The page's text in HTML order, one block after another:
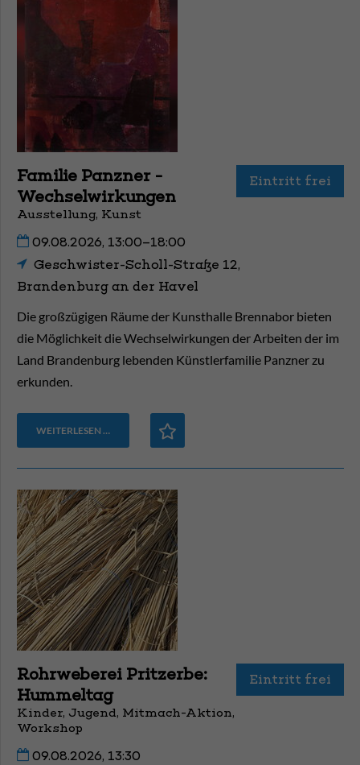
Eintritt frei
Familie Panzner -
Wechselwirkungen
Ausstellung, Kunst
09.08.2026, 13:00–18:00
Geschwister-Scholl-Straße 12,
Brandenburg an der Havel
Die großzügigen Räume der Kunsthalle Brennabor bieten
die Möglichkeit die Wechselwirkungen der Arbeiten der im
Land Brandenburg lebenden Künstlerfamilie Panzner zu
erkunden.
WEITERLESEN …
Eintritt frei
Rohrweberei Pritzerbe:
Hummeltag
Kinder, Jugend, Mitmach-Aktion,
Workshop
09.08.2026, 13:30